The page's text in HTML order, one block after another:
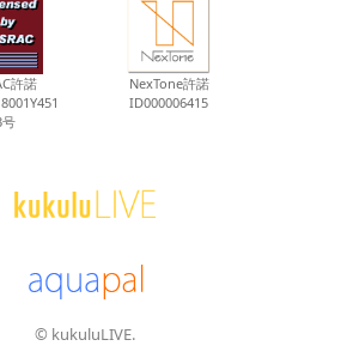
許諾
号
NexTone許諾
ID000006415
© kukuluLIVE.